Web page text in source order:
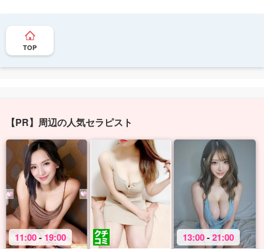
TOP
【PR】周辺の人気セラピスト
11:00- 19:00 13:00-21:00